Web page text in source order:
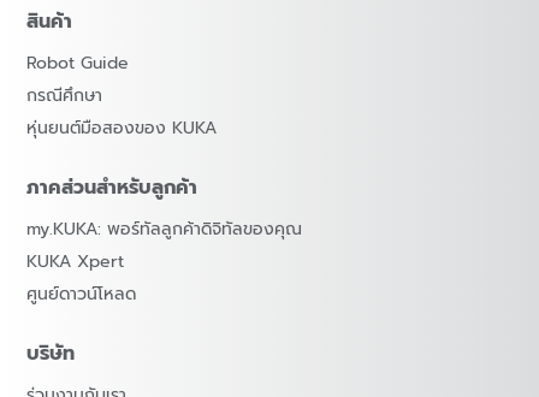
สินค้า
Robot Guide
กรณีศึกษา
หุ่นยนต์มือสองของ KUKA
ภาคส่วนสำหรับลูกค้า
my.KUKA: พอร์ทัลลูกค้าดิจิทัลของคุณ
KUKA Xpert
ศูนย์ดาวน์โหลด
บริษัท